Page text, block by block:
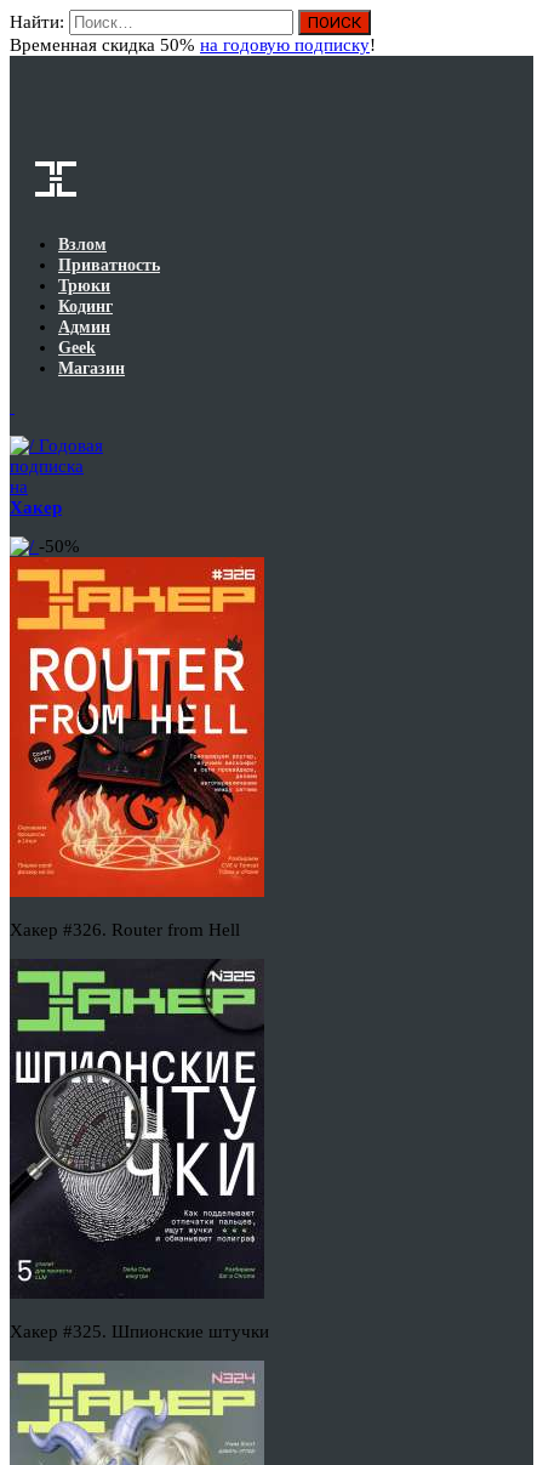
Найти:
Временная скидка 50% на годовую подписку!
Взлом
Приватность
Трюки
Кодинг
Админ
Geek
Магазин
Годовая
подписка
на
Хакер
-50%
Хакер #326. Router from Hell
Хакер #325. Шпионские штучки